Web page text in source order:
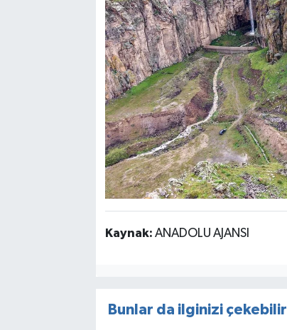
Kaynak: ANADOLU AJANSI
Bunlar da ilginizi çekebilir